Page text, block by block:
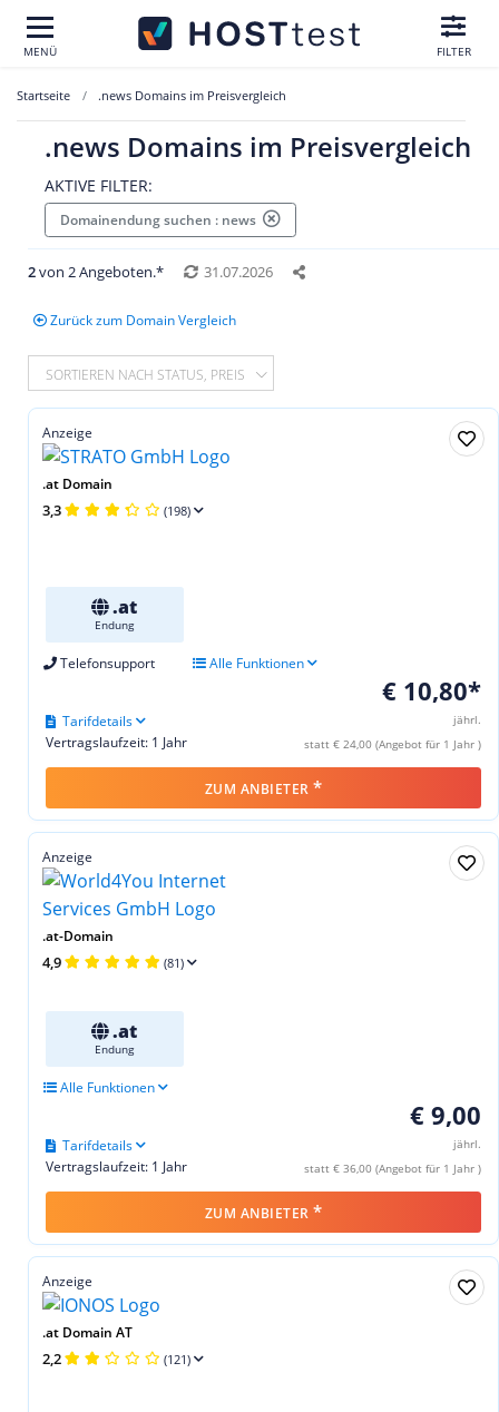
MENÜ FILTER
Startseite .news Domains im Preisvergleich
.news Domains im Preisvergleich
AKTIVE FILTER:
Domainendung suchen : news
2von 2 Angeboten.* 31.07.2026
Zurück zum Domain Vergleich
SORTIEREN NACH STATUS, PREIS
Anzeige
.at Domain
3,3 (198)
.at
Endung
Telefonsupport Alle Funktionen
€ 10,80*
jährl.
statt € 24,00 (Angebot für 1 Jahr )
Vertragslaufzeit: 1 Jahr
Tarifdetails
ZUM ANBIETER *
Anzeige
.at-Domain
4,9 (81)
.at
Endung
Alle Funktionen
€ 9,00
jährl.
statt € 36,00 (Angebot für 1 Jahr )
Vertragslaufzeit: 1 Jahr
Tarifdetails
ZUM ANBIETER *
Anzeige
.at Domain AT
2,2 (121)